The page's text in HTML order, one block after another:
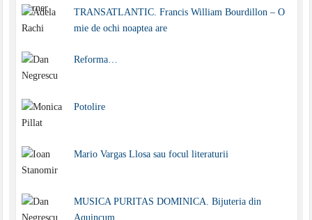
TRANSATLANTIC. Francis William Bourdillon – O
mie de ochi noaptea are
Reforma…
Potolire
Mario Vargas Llosa sau focul literaturii
MUSICA PURITAS DOMINICA. Bijuteria din
Aquincum…